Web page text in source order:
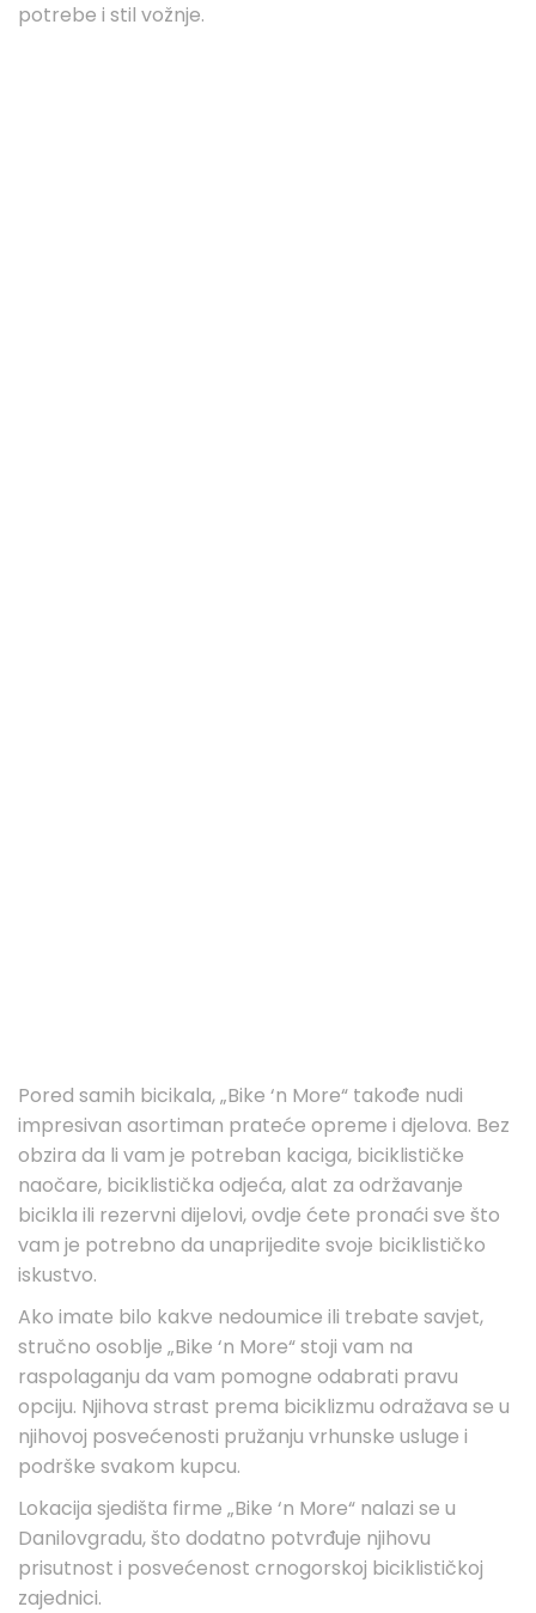
potrebe i stil vožnje.
Pored samih bicikala, „Bike ‘n More“ takođe nudi
impresivan asortiman prateće opreme i djelova. Bez
obzira da li vam je potreban kaciga, biciklističke
naočare, biciklistička odjeća, alat za održavanje
bicikla ili rezervni dijelovi, ovdje ćete pronaći sve što
vam je potrebno da unaprijedite svoje biciklističko
iskustvo.
Ako imate bilo kakve nedoumice ili trebate savjet,
stručno osoblje „Bike ‘n More“ stoji vam na
raspolaganju da vam pomogne odabrati pravu
opciju. Njihova strast prema biciklizmu odražava se u
njihovoj posvećenosti pružanju vrhunske usluge i
podrške svakom kupcu.
Lokacija sjedišta firme „Bike ‘n More“ nalazi se u
Danilovgradu, što dodatno potvrđuje njihovu
prisutnost i posvećenost crnogorskoj biciklističkoj
zajednici.